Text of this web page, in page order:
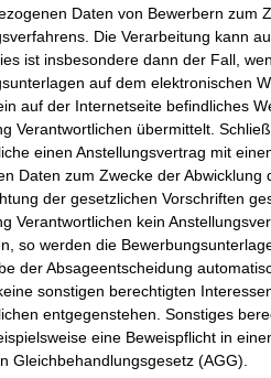
Daten von Bewerbern zum
Die Verarbeitung kann
ist insbesondere dann der Fall,
auf dem elektronischen
auf der Internetseite befindliches
Verantwortlichen übermittelt.
einen Anstellungsvertrag mit
Daten zum Zwecke der Abwicklung
der gesetzlichen Vorschriften
Verantwortlichen kein
so werden die
der Absageentscheidung
sonstigen berechtigten
entgegenstehen. Sonstiges
eine Beweispflicht in
Gleichbehandlungsgesetz (AGG).